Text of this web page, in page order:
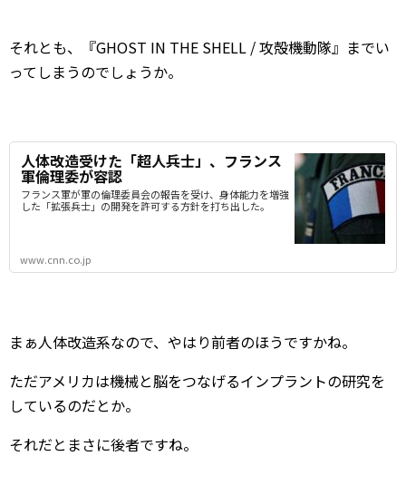
それとも、『GHOST IN THE SHELL / 攻殻機動隊』までい
ってしまうのでしょうか。
人体改造受けた「超人兵士」、フランス
軍倫理委が容認
フランス軍が軍の倫理委員会の報告を受け、身体能力を増強
した「拡張兵士」の開発を許可する方針を打ち出した。
www.cnn.co.jp
まぁ人体改造系なので、やはり前者のほうですかね。
ただアメリカは機械と脳をつなげるインプラントの研究を
しているのだとか。
それだとまさに後者ですね。